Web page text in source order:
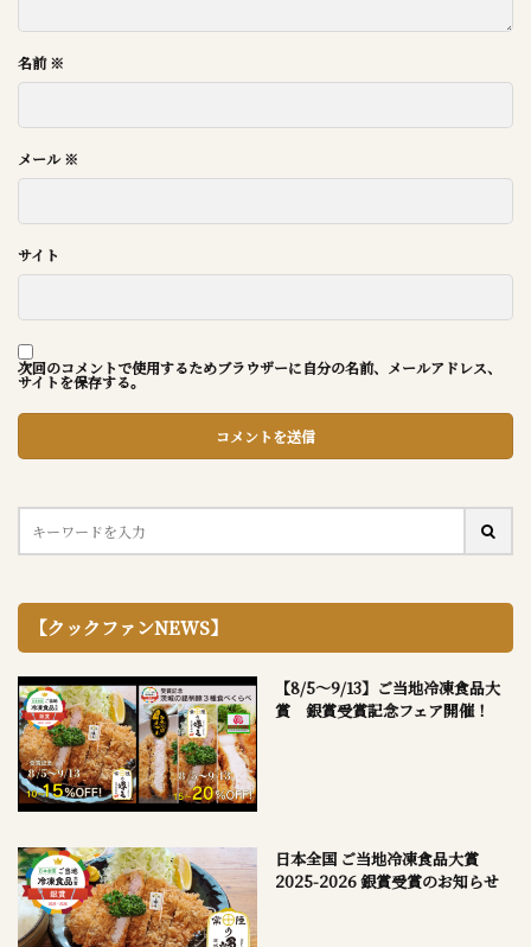
名前※
メール※
サイト
次回のコメントで使用するためブラウザーに自分の名前、メールアドレス、
サイトを保存する。
【クックファンNEWS】
【8/5～9/13】ご当地冷凍食品大
賞 銀賞受賞記念フェア開催！
日本全国 ご当地冷凍食品大賞
2025-2026 銀賞受賞のお知らせ